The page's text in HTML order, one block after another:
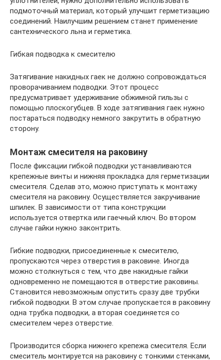
подмоточный материал, который улучшит герметизацию
соединений. Наилучшим решением станет применение
сантехнического льна и герметика.
Гибкая подводка к смесителю
Затягивание накидных гаек не должно сопровождаться
проворачиванием подводки. Этот процесс
предусматривает удерживание обжимной гильзы с
помощью плоскогубцев. В ходе затягивания гаек нужно
постараться подводку немного закрутить в обратную
сторону.
Монтаж смесителя на раковину
После фиксации гибкой подводки устанавливаются
крепежные винты и нижняя прокладка для герметизации
смесителя. Сделав это, можно приступать к монтажу
смесителя на раковину. Осуществляется закручивание
шпилек. В зависимости от типа конструкции
используется отвертка или гаечный ключ. Во втором
случае гайки нужно законтрить.
Гибкие подводки, присоединенные к смесителю,
пропускаются через отверстия в раковине. Иногда
можно столкнуться с тем, что две накидные гайки
одновременно не помещаются в отверстие раковины.
Становится невозможным опустить сразу две трубки
гибкой подводки. В этом случае пропускается в раковину
одна трубка подводки, а вторая соединяется со
смесителем через отверстие.
Производится сборка нижнего крепежа смесителя. Если
смеситель монтируется на раковину с тонкими стенками,